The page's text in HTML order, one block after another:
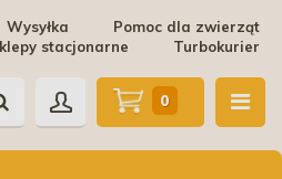
Pomoc dla zwierząt
Wysyłka
Turbokurier
stacjonarne
0